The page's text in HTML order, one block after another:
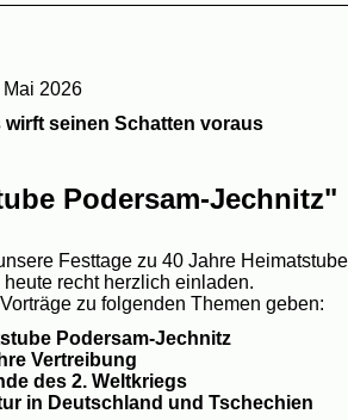
Mai 2026
wirft seinen Schatten voraus
Podersam-Jechnitz"
Festtage zu 40 Jahre
recht herzlich einladen.
zu folgenden Themen geben:
Podersam-Jechnitz
Vertreibung
des 2. Weltkriegs
in Deutschland und Tschechien